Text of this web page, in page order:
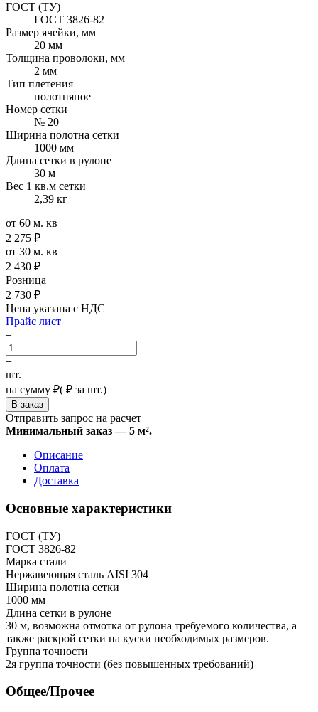
ГОСТ (ТУ)
ГОСТ 3826-82
Размер ячейки, мм
20 мм
Толщина проволоки, мм
2 мм
Тип плетения
полотняное
Номер сетки
№ 20
Ширина полотна сетки
1000 мм
Длина сетки в рулоне
30 м
Вес 1 кв.м сетки
2,39 кг
от 60 м. кв
2 275 ₽
от 30 м. кв
2 430 ₽
Розница
2 730 ₽
Цена указана с НДС
Прайс лист
–
+
шт.
на сумму ₽( ₽ за шт.)
Отправить запрос на расчет
Минимальный заказ — 5 м².
Описание
Оплата
Доставка
Основные характеристики
ГОСТ (ТУ)
ГОСТ 3826-82
Марка стали
Нержавеющая сталь AISI 304
Ширина полотна сетки
1000 мм
Длина сетки в рулоне
30 м, возможна отмотка от рулона требуемого количества, а
также раскрой сетки на куски необходимых размеров.
Группа точности
2я группа точности (без повышенных требований)
Общее/Прочее